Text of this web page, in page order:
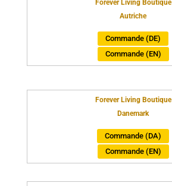
Forever Living Boutique
Autriche
Commande (DE)
Commande (EN)
Forever Living Boutique
Danemark
Commande (DA)
Commande (EN)